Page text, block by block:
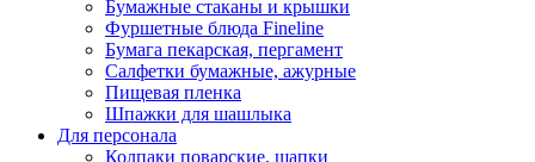
Бумажные стаканы и крышки
Фуршетные блюда Fineline
Бумага пекарская, пергамент
Салфетки бумажные, ажурные
Пищевая пленка
Шпажки для шашлыка
Для персонала
Колпаки поварские, шапки